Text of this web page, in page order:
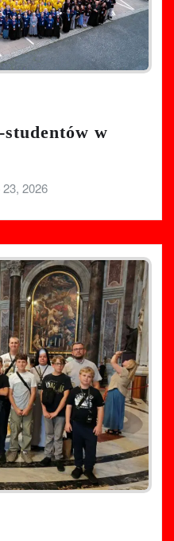
studentów w
23, 2026